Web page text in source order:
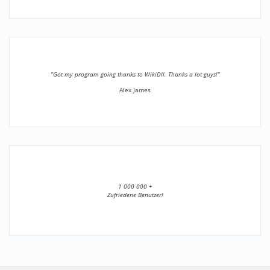
”Got my program going thanks to WikiDll. Thanks a lot guys!”
Alex James
1 000 000 +
Zufriedene Benutzer!